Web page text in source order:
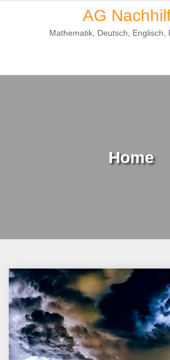
AG
Mathematik, Deutsch, Englisch,
Home